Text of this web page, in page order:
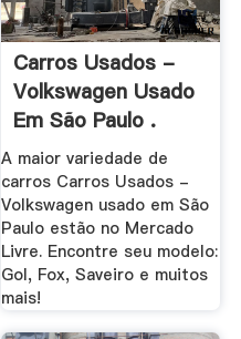
Carros Usados -
Volkswagen Usado
Em São Paulo .
A maior variedade de
carros Carros Usados -
Volkswagen usado em São
Paulo estão no Mercado
Livre. Encontre seu modelo:
Gol, Fox, Saveiro e muitos
mais!